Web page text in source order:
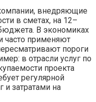
внедряющие
в сметах, на 12–
В экономиках
часто применяют
пороги
в отрасли услуг по
проекта
регулярной
и затратами на